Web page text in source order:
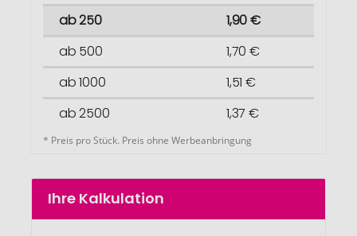
ab 250
1,90 €
ab 500
1,70 €
ab 1000
1,51 €
ab 2500
1,37 €
* Preis pro Stück. Preis ohne Werbeanbringung
Ihre Kalkulation